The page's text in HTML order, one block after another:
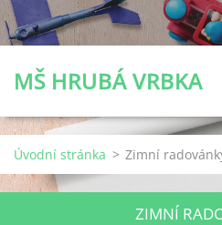
MŠ HRUBÁ VRBKA
Úvodní stránka > Zimní
ZIMNÍ